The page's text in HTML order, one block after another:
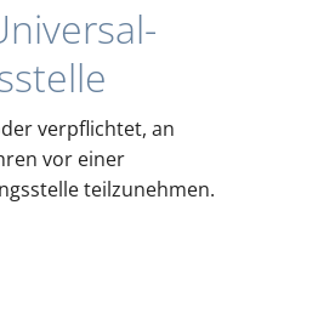
verpflichtet, an
vor einer
teilzunehmen.